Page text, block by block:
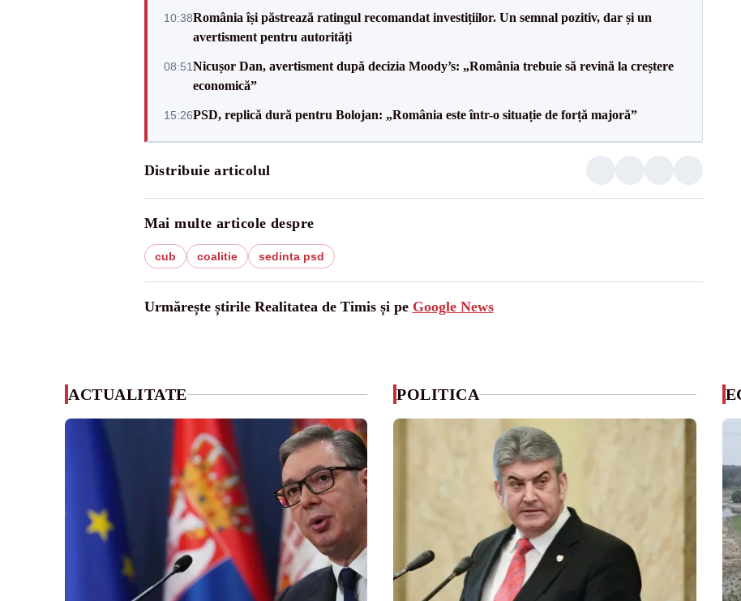
10:38România își păstrează ratingul recomandat investițiilor. Un semnal pozitiv, dar și un
avertisment pentru autorități
08:51Nicușor Dan, avertisment după decizia Moody’s: „România trebuie să revină la creștere
economică”
15:26PSD, replică dură pentru Bolojan: „România este într-o situație de forță majoră”
Distribuie articolul
Mai multe articole despre
cub coalitie sedinta psd
Urmărește știrile Realitatea de Timis și pe Google News
ACTUALITATE POLITICA